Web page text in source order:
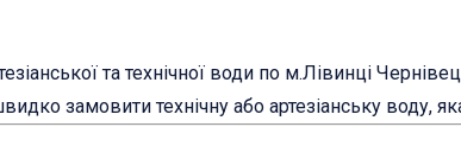
та технічної води по м.Лівинці
замовити технічну або артезіанську воду,